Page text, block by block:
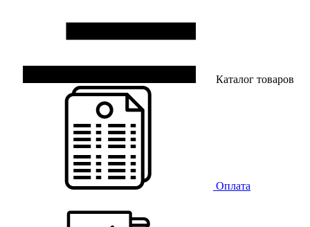
Каталог товаров
Оплата